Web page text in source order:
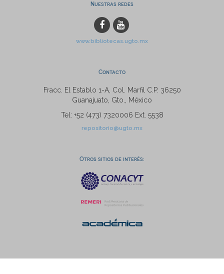
Nuestras redes
www.bibliotecas.ugto.mx
Contacto
Fracc. El Establo 1-A, Col. Marfil C.P. 36250
Guanajuato, Gto., México
Tel: +52 (473) 7320006 Ext. 5538
repositorio@ugto.mx
Otros sitios de interés: